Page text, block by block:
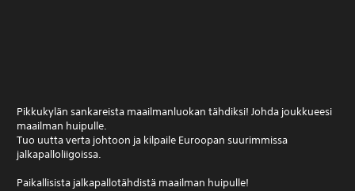
Pikkukylän sankareista maailmanluokan tähdiksi! Johda joukkueesi
maailman huipulle.
Tuo uutta verta johtoon ja kilpaile Euroopan suurimmissa
jalkapalloliigoissa.
Paikallisista jalkapallotähdistä maailman huipulle!